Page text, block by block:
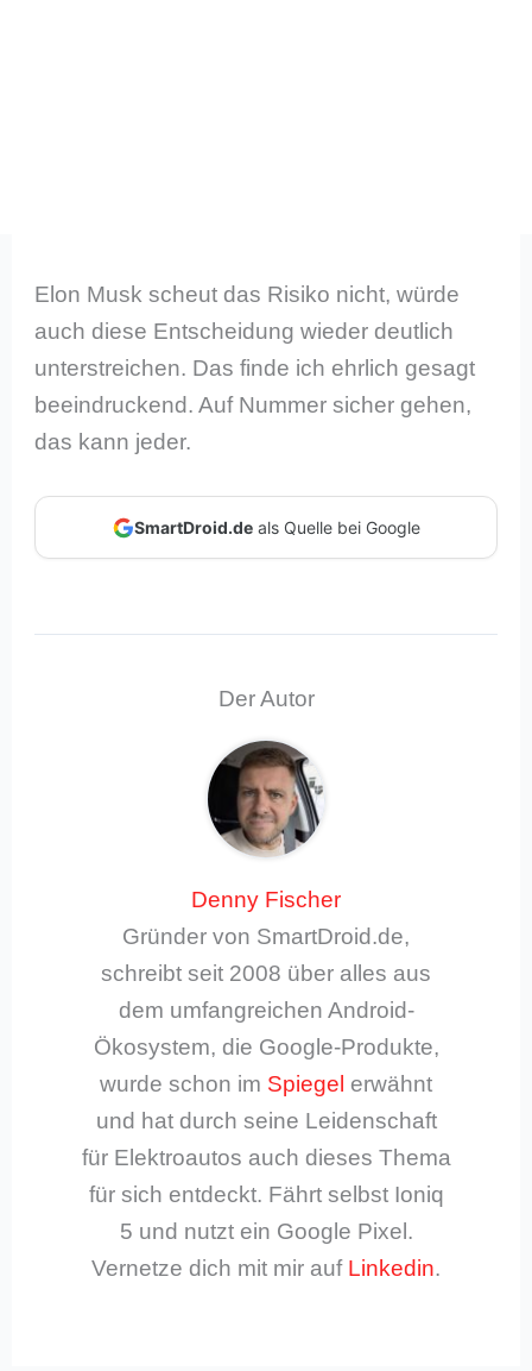
Elon Musk scheut das Risiko nicht, würde
auch diese Entscheidung wieder deutlich
unterstreichen. Das finde ich ehrlich gesagt
beeindruckend. Auf Nummer sicher gehen,
das kann jeder.
SmartDroid.deals Quelle bei Google
Der Autor
Denny Fischer
Gründer von SmartDroid.de,
schreibt seit 2008 über alles aus
dem umfangreichen Android-
Ökosystem, die Google-Produkte,
wurde schon im Spiegel erwähnt
und hat durch seine Leidenschaft
für Elektroautos auch dieses Thema
für sich entdeckt. Fährt selbst Ioniq
5 und nutzt ein Google Pixel.
Vernetze dich mit mir auf Linkedin.